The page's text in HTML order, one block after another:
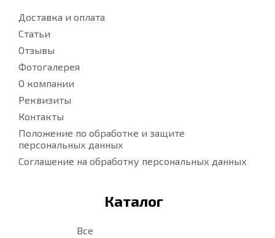
Доставка и оплата
Статьи
Отзывы
Фотогалерея
О компании
Реквизиты
Контакты
Положение по обработке и защите
персональных данных
Соглашение на обработку персональных данных
Каталог
Все